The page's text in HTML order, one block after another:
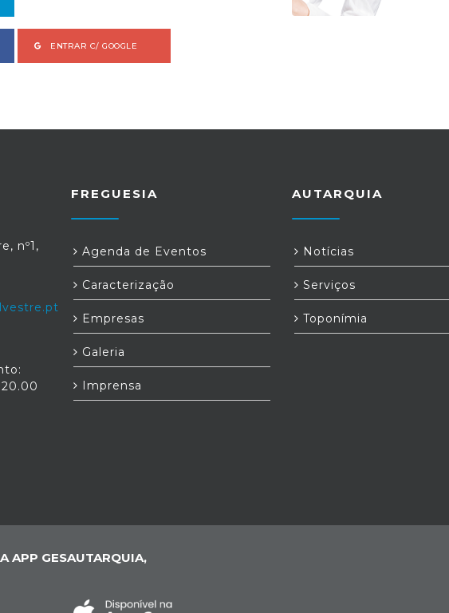
ENTRAR C/ GOOGLE
nº1,
FREGUESIA
Agenda de Eventos
Caracterização
Empresas
Galeria
Imprensa
AUTARQUIA
Notícias
Serviços
Toponímia
APP GESAUTARQUIA,